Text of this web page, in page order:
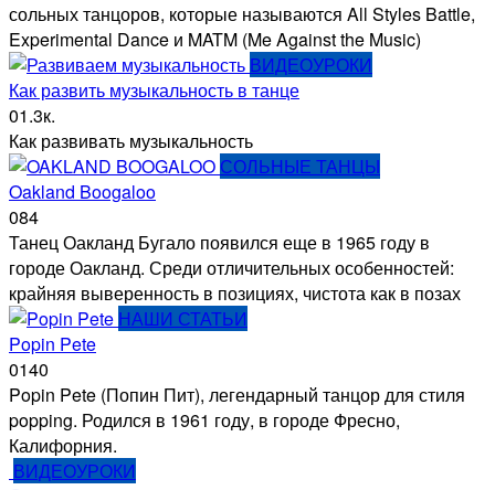
сольных танцоров, которые называются All Styles Battle,
Experimental Dance и MATM (Me Against the Music)
ВИДЕОУРОКИ
Как развить музыкальность в танце
01.3к.
Как развивать музыкальность
СОЛЬНЫЕ ТАНЦЫ
Oakland Boogaloo
084
Танец Оакланд Бугало появился еще в 1965 году в
городе Оакланд. Среди отличительных особенностей:
крайняя выверенность в позициях, чистота как в позах
НАШИ СТАТЬИ
Popin Pete
0140
Popin Pete (Попин Пит), легендарный танцор для стиля
popping. Родился в 1961 году, в городе Фресно,
Калифорния.
ВИДЕОУРОКИ